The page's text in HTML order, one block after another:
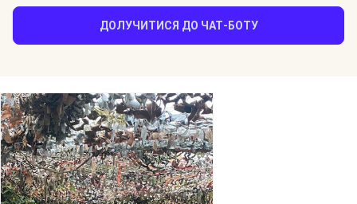
ДОЛУЧИТИСЯ ДО ЧАТ-БОТУ